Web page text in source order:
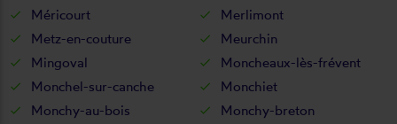
Méricourt
Merlimont
Metz-en-couture
Meurchin
Mingoval
Moncheaux-lès-frévent
Monchel-sur-canche
Monchiet
Monchy-au-bois
Monchy-breton